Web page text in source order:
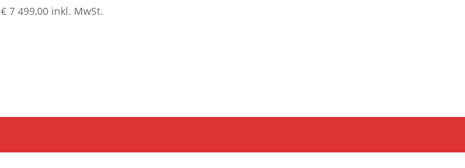
€ 7 499,00 inkl. MwSt.